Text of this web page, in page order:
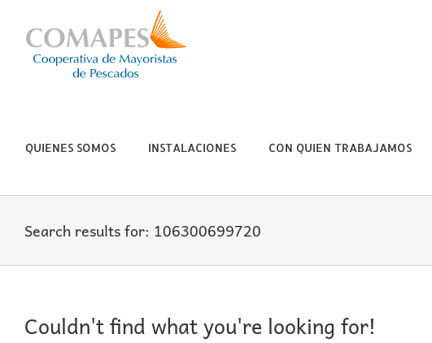
content
QUIENES SOMOS INSTALACIONES CON QUIEN TRABAJAMOS
Search results for: 106300699720
Couldn't find what you're looking for!